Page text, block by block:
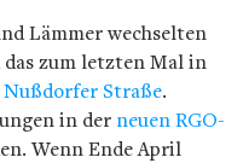
Lämmer wechselten
das zum letzten Mal in
Straße.
in der neuen RGO-
Wenn Ende April